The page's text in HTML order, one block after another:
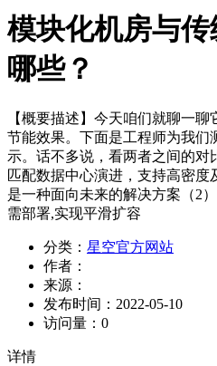
模块化机房与
哪些？
【概要描述】 今天咱们就聊一聊
节能效果。下面是工程师为我们
示。话不多说，看两者之间的对
匹配数据中心演进，支持高密度
是一种面向未来的解决方案（2
需部署,实现平滑扩容
分类： 星空官方网站
作者：
来源：
发布时间： 2022-05-10
访问量： 0
详情